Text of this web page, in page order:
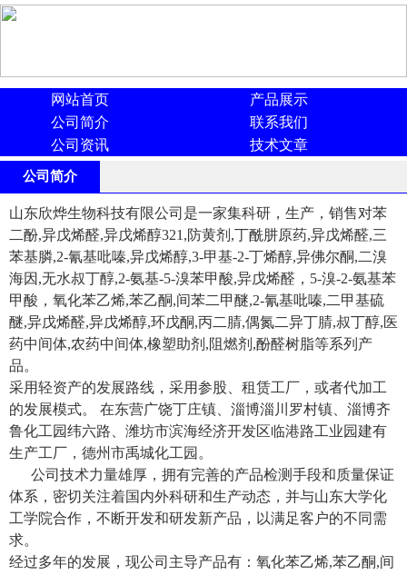
网站首页
产品展示
公司简介
联系我们
公司资讯
技术文章
公司简介
山东欣烨生物科技有限公司是一家集科研，生产，销售对苯
二酚,异戊烯醛,异戊烯醇321,防黄剂,丁酰肼原药,异戊烯醛,三
苯基膦,2-氰基吡嗪,异戊烯醇,3-甲基-2-丁烯醇,异佛尔酮,二溴
海因,无水叔丁醇,2-氨基-5-溴苯甲酸,异戊烯醛，5-溴-2-氨基苯
甲酸，氧化苯乙烯,苯乙酮,间苯二甲醚,2-氰基吡嗪,二甲基硫
醚,异戊烯醛,异戊烯醇,环戊酮,丙二腈,偶氮二异丁腈,叔丁醇,医
药中间体,农药中间体,橡塑助剂,阻燃剂,酚醛树脂等系列产
品。
采用轻资产的发展路线，采用参股、租赁工厂，或者代加工
的发展模式。 在东营广饶丁庄镇、淄博淄川罗村镇、淄博齐
鲁化工园纬六路、潍坊市滨海经济开发区临港路工业园建有
生产工厂，德州市禹城化工园。
公司技术力量雄厚，拥有完善的产品检测手段和质量保证
体系，密切关注着国内外科研和生产动态，并与山东大学化
工学院合作，不断开发和研发新产品，以满足客户的不同需
求。
经过多年的发展，现公司主导产品有：氧化苯乙烯,苯乙酮,间